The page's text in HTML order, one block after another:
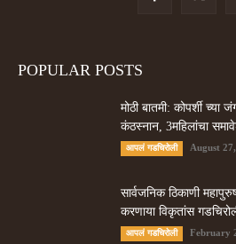
POPULAR POSTS
मोठी बातमी: कोपर्शी च्या
कंठस्नान, 3महिलांचा
आपलं गडचिरोली August
सार्वजनिक ठिकाणी
करणा­या विकृतांस
आपलं गडचिरोली February